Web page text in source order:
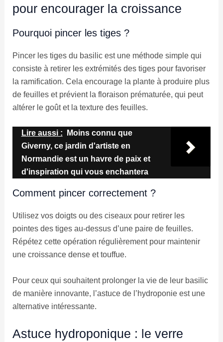
pour encourager la croissance
Pourquoi pincer les tiges ?
Pincer les tiges du basilic est une méthode simple qui
consiste à retirer les extrémités des tiges pour favoriser
la ramification. Cela encourage la plante à produire plus
de feuilles et prévient la floraison prématurée, qui peut
altérer le goût et la texture des feuilles.
Lire aussi :
Moins connu que
Giverny, ce jardin d'artiste en
Normandie est un havre de paix et
d'inspiration qui vous enchantera
Comment pincer correctement ?
Utilisez vos doigts ou des ciseaux pour retirer les
pointes des tiges au-dessus d’une paire de feuilles.
Répétez cette opération régulièrement pour maintenir
une croissance dense et touffue.
Pour ceux qui souhaitent prolonger la vie de leur basilic
de manière innovante, l’astuce de l’hydroponie est une
alternative intéressante.
Astuce hydroponique : le verre